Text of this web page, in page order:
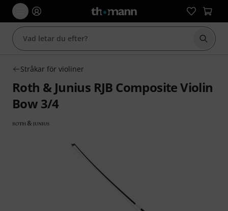
Börja
Stråkar för violiner
Roth & Junius RJB Composite Violin
Bow 3/4